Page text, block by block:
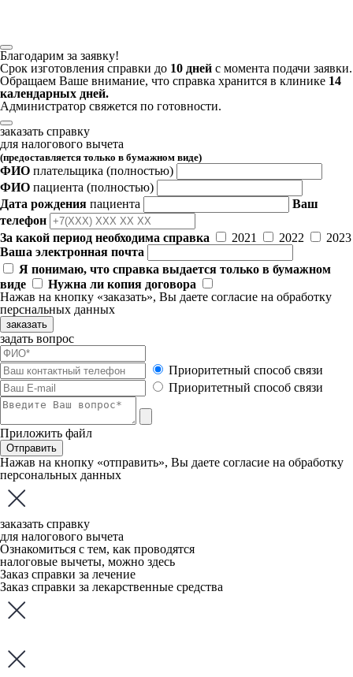
Благодарим за заявку!
Срок изготовления справки до 10 дней с момента подачи заявки.
Обращаем Ваше внимание, что справка хранится в клинике 14
календарных дней.
Администратор свяжется по готовности.
заказать справку
для налогового вычета
(предоставляется только в бумажном виде)
ФИО плательщика (полностью)
ФИО пациента (полностью)
Дата рождения пациента
Ваш
телефон
За какой период необходима справка
2021 2022
2023
Ваша электронная почта
Я понимаю, что справка выдается только в бумажном
виде
Нужна ли копия договора
Нажав на кнопку «заказать», Вы даете согласие на обработку
перснальных данных
заказать
задать вопрос
Приоритетный способ связи
Приоритетный способ связи
Приложить файл
Отправить
Нажав на кнопку «отправить», Вы даете согласие на обработку
персональных данных
заказать справку
для налогового вычета
Ознакомиться с тем, как проводятся
налоговые вычеты, можно здесь
Заказ справки за лечение
Заказ справки за лекарственные средства